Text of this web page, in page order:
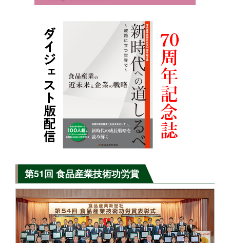
第51回 食品産業技術功労賞